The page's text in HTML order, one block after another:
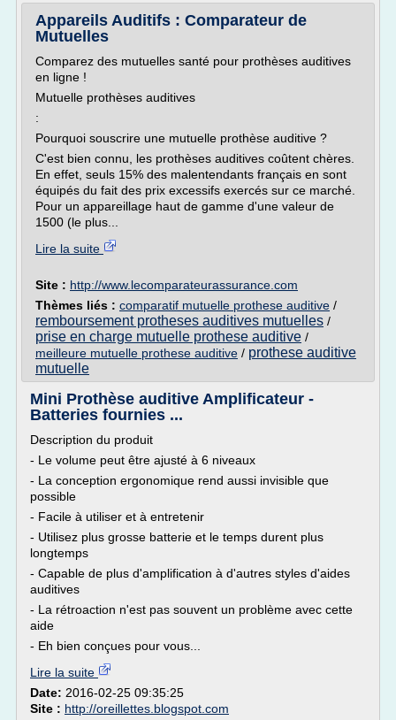
Appareils Auditifs : Comparateur de
Mutuelles
Comparez des mutuelles santé pour prothèses auditives
en ligne !
Mutuelle prothèses auditives
:
Pourquoi souscrire une mutuelle prothèse auditive ?
C'est bien connu, les prothèses auditives coûtent chères.
En effet, seuls 15% des malentendants français en sont
équipés du fait des prix excessifs exercés sur ce marché.
Pour un appareillage haut de gamme d'une valeur de
1500 (le plus...
Lire la suite
Site : http://www.lecomparateurassurance.com
Thèmes liés : comparatif mutuelle prothese auditive /
remboursement protheses auditives mutuelles /
prise en charge mutuelle prothese auditive /
meilleure mutuelle prothese auditive / prothese auditive
mutuelle
Mini Prothèse auditive Amplificateur -
Batteries fournies ...
Description du produit
- Le volume peut être ajusté à 6 niveaux
- La conception ergonomique rend aussi invisible que
possible
- Facile à utiliser et à entretenir
- Utilisez plus grosse batterie et le temps durent plus
longtemps
- Capable de plus d'amplification à d'autres styles d'aides
auditives
- La rétroaction n'est pas souvent un problème avec cette
aide
- Eh bien conçues pour vous...
Lire la suite
Date: 2016-02-25 09:35:25
Site : http://oreillettes.blogspot.com